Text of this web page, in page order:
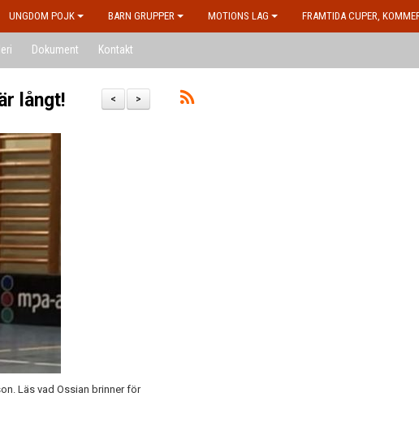
UNGDOM POJK BARN GRUPPER MOTIONS LAG FRAMTIDA CUPER,
Dokument Kontakt
>
<
långt!
Läs vad Ossian brinner för